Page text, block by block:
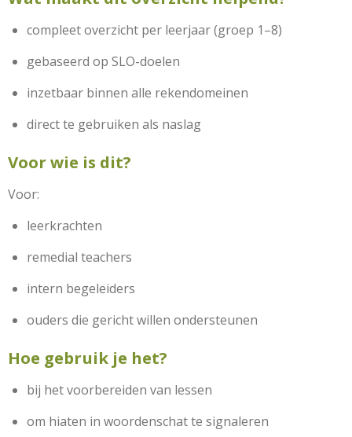
compleet overzicht per leerjaar (groep 1–8)
gebaseerd op SLO-doelen
inzetbaar binnen alle rekendomeinen
direct te gebruiken als naslag
Voor wie is dit?
Voor:
leerkrachten
remedial teachers
intern begeleiders
ouders die gericht willen ondersteunen
Hoe gebruik je het?
bij het voorbereiden van lessen
om hiaten in woordenschat te signaleren